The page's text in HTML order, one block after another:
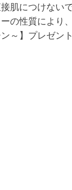
肌につけない
の性質により
～】プレゼン